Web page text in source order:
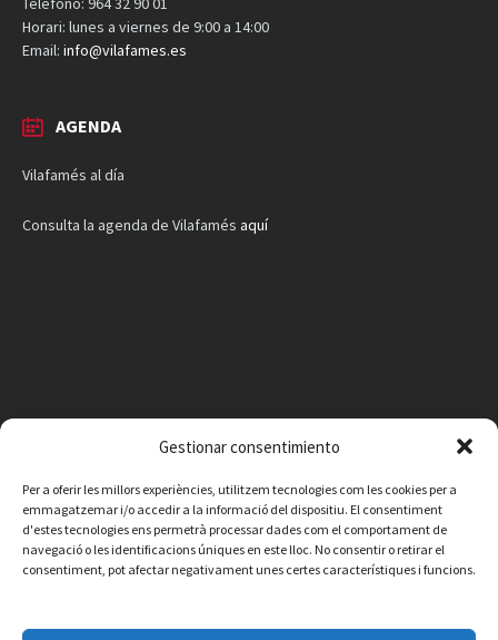
Gestionar consentimiento
Per a oferir les millors experiències, utilitzem tecnologies com les cookies per a
emmagatzemar i/o accedir a la informació del dispositiu. El consentiment
d'estes tecnologies ens permetrà processar dades com el comportament de
navegació o les identificacions úniques en este lloc. No consentir o retirar el
consentiment, pot afectar negativament unes certes característiques i funcions.
Horari: lunes a viernes de 9:00 a 14:00
Email: info@vilafames.es
AGENDA
Vilafamés al día
Consulta la agenda de Vilafamés aquí